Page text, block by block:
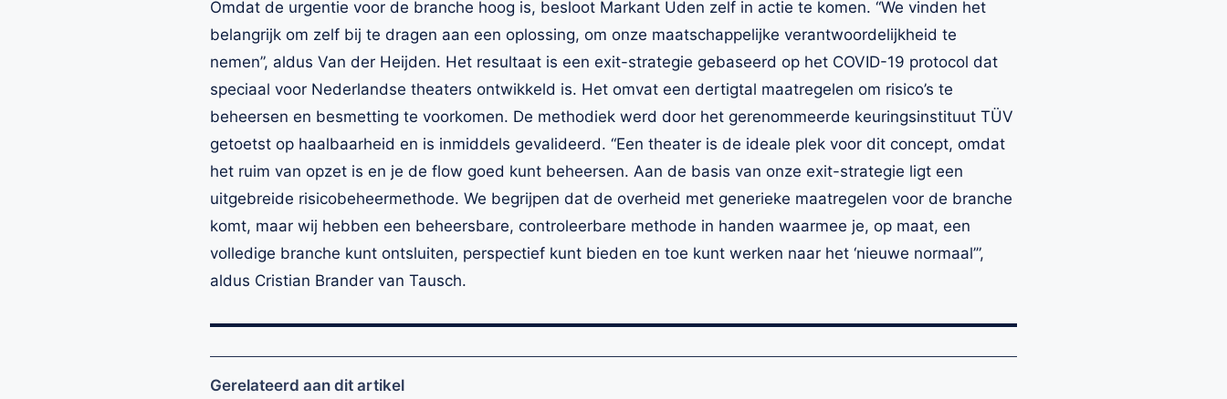
Omdat de urgentie voor de branche hoog is, besloot Markant Uden zelf in actie te komen. “We vinden het
belangrijk om zelf bij te dragen aan een oplossing, om onze maatschappelijke verantwoordelijkheid te
nemen”, aldus Van der Heijden. Het resultaat is een exit-strategie gebaseerd op het COVID-19 protocol dat
speciaal voor Nederlandse theaters ontwikkeld is. Het omvat een dertigtal maatregelen om risico’s te
beheersen en besmetting te voorkomen. De methodiek werd door het gerenommeerde keuringsinstituut TÜV
getoetst op haalbaarheid en is inmiddels gevalideerd. “Een theater is de ideale plek voor dit concept, omdat
het ruim van opzet is en je de flow goed kunt beheersen. Aan de basis van onze exit-strategie ligt een
uitgebreide risicobeheermethode. We begrijpen dat de overheid met generieke maatregelen voor de branche
komt, maar wij hebben een beheersbare, controleerbare methode in handen waarmee je, op maat, een
volledige branche kunt ontsluiten, perspectief kunt bieden en toe kunt werken naar het ‘nieuwe normaal’”,
aldus Cristian Brander van Tausch.
Gerelateerd aan dit artikel